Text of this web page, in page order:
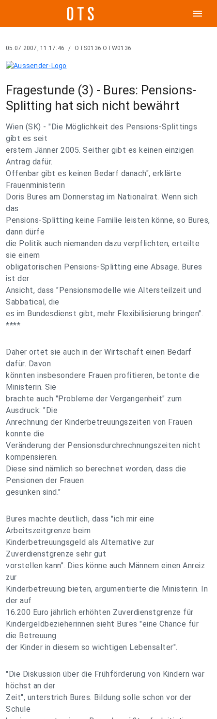
menu
05.07.2007, 11:17:46 / OTS0136 OTW0136
Fragestunde (3) - Bures: Pensions-
Splitting hat sich nicht bewährt
Wien (SK) - "Die Möglichkeit des Pensions-Splittings
gibt es seit
erstem Jänner 2005. Seither gibt es keinen einzigen
Antrag dafür.
Offenbar gibt es keinen Bedarf danach", erklärte
Frauenministerin
Doris Bures am Donnerstag im Nationalrat. Wenn sich
das
Pensions-Splitting keine Familie leisten könne, so Bures,
dann dürfe
die Politik auch niemanden dazu verpflichten, erteilte
sie einem
obligatorischen Pensions-Splitting eine Absage. Bures
ist der
Ansicht, dass "Pensionsmodelle wie Altersteilzeit und
Sabbatical, die
es im Bundesdienst gibt, mehr Flexibilisierung bringen".
****
Daher ortet sie auch in der Wirtschaft einen Bedarf
dafür. Davon
könnten insbesondere Frauen profitieren, betonte die
Ministerin. Sie
brachte auch "Probleme der Vergangenheit" zum
Ausdruck: "Die
Anrechnung der Kinderbetreuungszeiten von Frauen
konnte die
Veränderung der Pensionsdurchrechnungszeiten nicht
kompensieren.
Diese sind nämlich so berechnet worden, dass die
Pensionen der Frauen
gesunken sind."
Bures machte deutlich, dass "ich mir eine
Arbeitszeitgrenze beim
Kinderbetreuungsgeld als Alternative zur
Zuverdienstgrenze sehr gut
vorstellen kann". Dies könne auch Männern einen Anreiz
zur
Kinderbetreuung bieten, argumentierte die Ministerin. In
der auf
16.200 Euro jährlich erhöhten Zuverdienstgrenze für
Kindergeldbezieherinnen sieht Bures "eine Chance für
die Betreuung
der Kinder in diesem so wichtigen Lebensalter".
"Die Diskussion über die Frühförderung von Kindern war
höchst an der
Zeit", unterstrich Bures. Bildung solle schon vor der
Schule